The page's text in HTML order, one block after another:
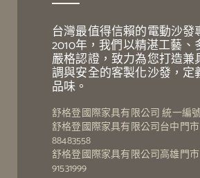
台灣最值得信賴的電動沙發
2010年，我們以精湛工藝、
嚴格認證，致力為您打造兼
調與安全的客製化沙發，定
品味。
舒格登國際家具有限公司 統一編號
舒格登國際家具有限公司台中門市
88483558
舒格登國際家具有限公司高雄門市
91531999